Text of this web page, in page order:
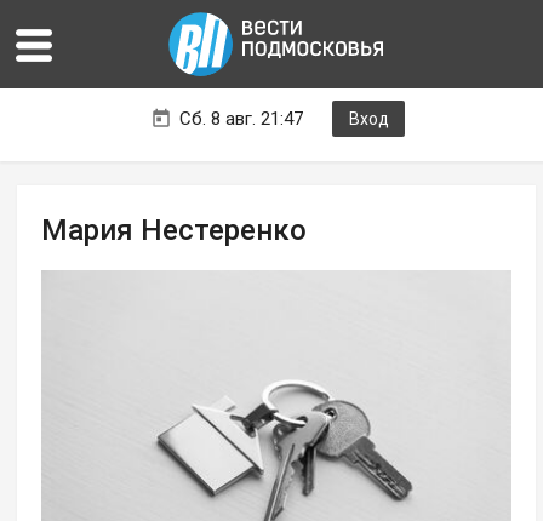
Сб. 8 авг. 21:47 Вход
Мария Нестеренко